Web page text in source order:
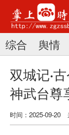
综合 舆情
双城记·
神武台尊
时间：2025-09-20